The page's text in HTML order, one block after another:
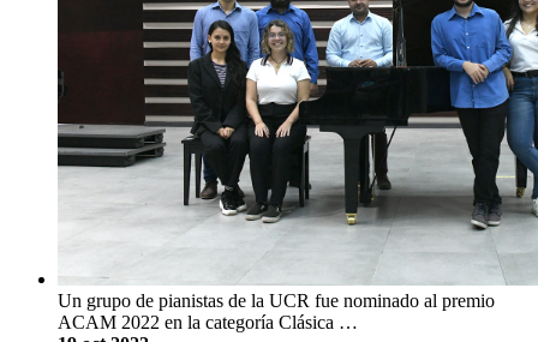
Un grupo de pianistas de la UCR fue nominado al premio
ACAM 2022 en la categoría Clásica …